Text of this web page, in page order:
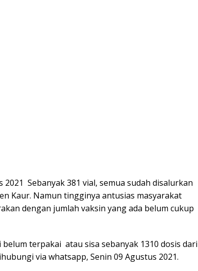
Sebanyak 381 vial, semua sudah disalurkan
Kaur. Namun tingginya antusias masyarakat
dengan jumlah vaksin yang ada belum cukup
terpakai atau sisa sebanyak 1310 dosis dari
via whatsapp, Senin 09 Agustus 2021.